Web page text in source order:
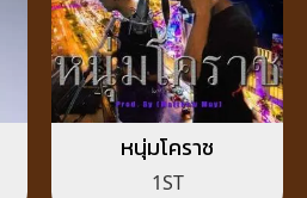
หนุ่มโคราช
1ST